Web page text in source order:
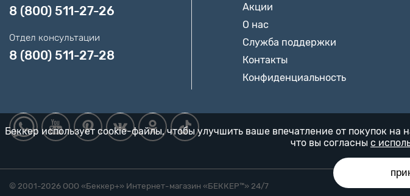
8 (800) 511-27-26
Отдел консультации
8 (800) 511-27-28
Акции
О нас
Служба поддержки
Контакты
Конфиденциальность
© 2001-2026 ООО «Беккер+» Интернет-магазин «БЕККЕР™️» 24/7
Беккер использует cookie-файлы, чтобы улучшить ваше впечатление от покупок
что вы согласны с